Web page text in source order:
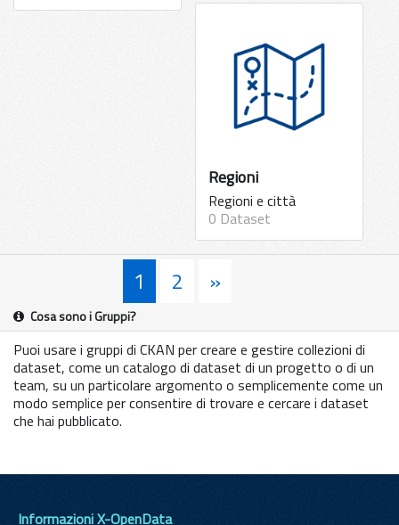
Regioni
Regioni e città
0 Dataset
1 2 »
Cosa sono i Gruppi?
Puoi usare i gruppi di CKAN per creare e gestire collezioni di
dataset, come un catalogo di dataset di un progetto o di un
team, su un particolare argomento o semplicemente come un
modo semplice per consentire di trovare e cercare i dataset
che hai pubblicato.
Informazioni X-OpenData